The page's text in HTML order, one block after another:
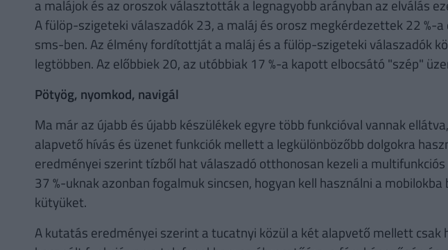
a malájok és az oroszok választották a legnagyobb arányban az elválás
A fülöp-szigeteki válaszadók 23, a maláj és orosz megkérdezettek 22 %-
sms-ben. Az élmény fordítottját a maláj és a fülöp-szigeteki válaszadók
legtöbben. Az előbbiek 20, az utóbbiak 17 %-a kapott elbocsátó "szép"
Pötyög, nyomkod, navigál
Ma már az újabb és újabb készülékek egyre több funkcióval vannak
alapvető hívás és üzenet funkciók mellett a legkülönbözőbb dolgokra
eredményei szerint tízből hat válaszadó otthonosan kezeli a
37 %-uknak azonban fogalmuk sincsen, hogyan kell használni a
kütyüket.
A kutatás eredményei szerint a tucatnyi közül a két alapvető mellett csak